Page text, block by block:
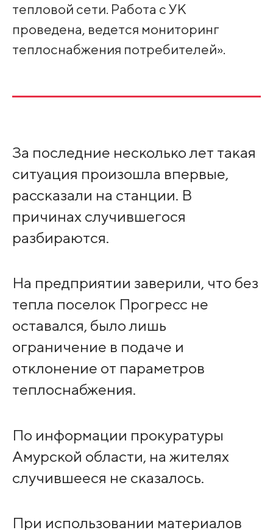
тепловой сети. Работа с УК
проведена, ведется мониторинг
теплоснабжения потребителей».
За последние несколько лет такая
ситуация произошла впервые,
рассказали на станции. В
причинах случившегося
разбираются.
На предприятии заверили, что без
тепла поселок Прогресс не
оставался, было лишь
ограничение в подаче и
отклонение от параметров
теплоснабжения.
По информации прокуратуры
Амурской области, на жителях
случившееся не сказалось.
При использовании материалов